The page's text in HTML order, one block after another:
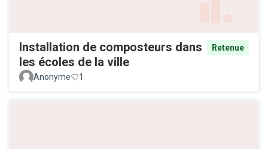
Installation de composteurs dans
les écoles de la ville
Retenue
Anonyme 1